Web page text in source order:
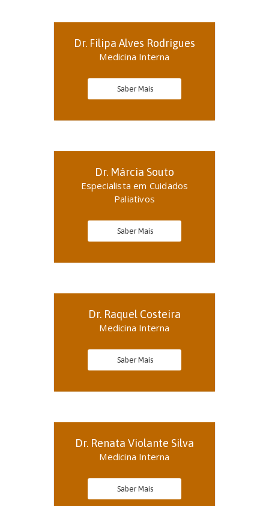
Dr. Filipa Alves Rodrigues
Medicina Interna
Saber Mais
Dr. Márcia Souto
Especialista em Cuidados
Paliativos
Saber Mais
Dr. Raquel Costeira
Medicina Interna
Saber Mais
Dr. Renata Violante Silva
Medicina Interna
Saber Mais